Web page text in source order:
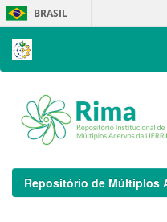
Skip
navigation
BRASIL
Repositório de Múltiplos